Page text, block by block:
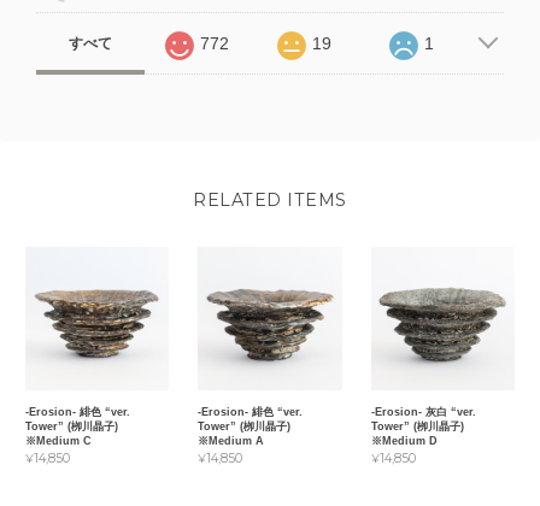
すべて 772 19 1
RELATED ITEMS
-Erosion- 緋色 “ver.
Tower” (栁川晶子)
※Medium C
¥14,850
-Erosion- 緋色 “ver.
Tower” (栁川晶子)
※Medium A
¥14,850
-Erosion- 灰白 “ver.
Tower” (栁川晶子)
※Medium D
¥14,850